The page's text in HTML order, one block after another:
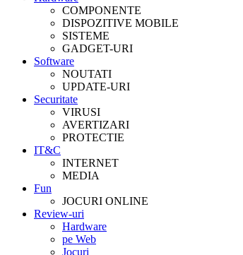
COMPONENTE
DISPOZITIVE MOBILE
SISTEME
GADGET-URI
Software
NOUTATI
UPDATE-URI
Securitate
VIRUSI
AVERTIZARI
PROTECTIE
IT&C
INTERNET
MEDIA
Fun
JOCURI ONLINE
Review-uri
Hardware
pe Web
Jocuri